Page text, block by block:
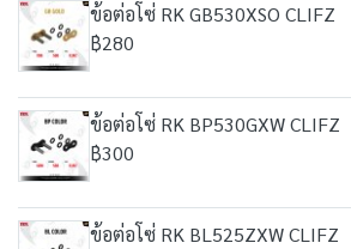
ข้อต่อโซ่ RK GB530XSO CLIFZ
฿280
ข้อต่อโซ่ RK BP530GXW CLIFZ
฿300
ข้อต่อโซ่ RK BL525ZXW CLIFZ